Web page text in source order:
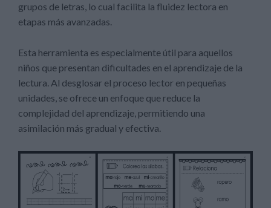
grupos de letras, lo cual facilita la fluidez lectora en
etapas más avanzadas.
Esta herramienta es especialmente útil para aquellos
niños que presentan dificultades en el aprendizaje de la
lectura. Al desglosar el proceso lector en pequeñas
unidades, se ofrece un enfoque que reduce la
complejidad del aprendizaje, permitiendo una
asimilación más gradual y efectiva.